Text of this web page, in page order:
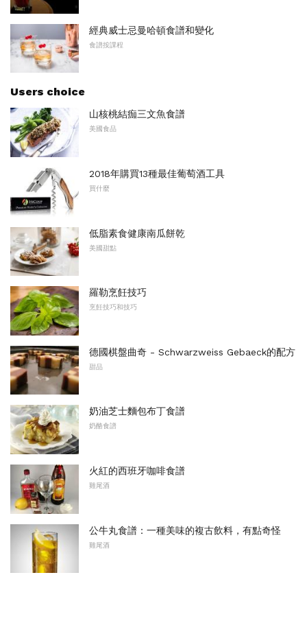
經典威士忌曼哈頓食譜和變化
食譜按課程
Users choice
山核桃結痂三文魚食譜
美國食品
2018年購買13種最佳葡萄酒工具
買什麼
低脂素食健康南瓜餅乾
美國甜點
羅勒烹飪技巧
烹飪技巧和技巧
德國棋盤曲奇 - Schwarzweiss Gebaeck的配方
甜品
奶油芝士麵包布丁食譜
奶酪食譜
火紅的西班牙咖啡食譜
雞尾酒
公牛丸食譜：一種美味的複古飲料，有點奇怪
雞尾酒